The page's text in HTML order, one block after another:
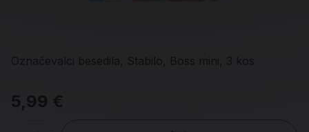
Označevalci besedila, Stabilo, Boss mini, 3 kos
5,99 €